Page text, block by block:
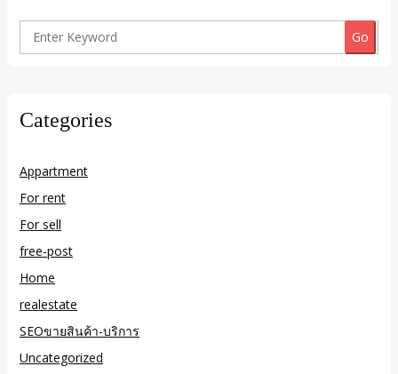
Search
Categories
Appartment
For rent
For sell
free-post
Home
realestate
SEOขายสินค้า-บริการ
Uncategorized